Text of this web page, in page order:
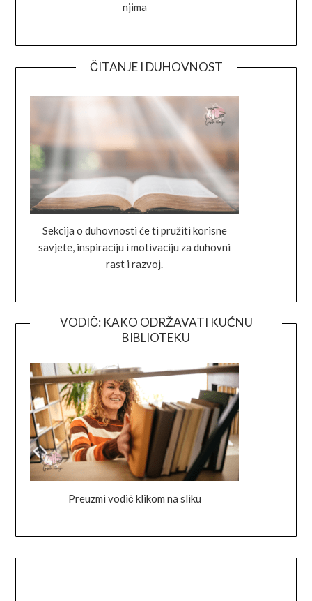
njima
ČITANJE I DUHOVNOST
Sekcija o duhovnosti će ti pružiti korisne
savjete, inspiraciju i motivaciju za duhovni
rast i razvoj.
VODIČ: KAKO ODRŽAVATI KUĆNU
BIBLIOTEKU
Preuzmi vodič klikom na sliku